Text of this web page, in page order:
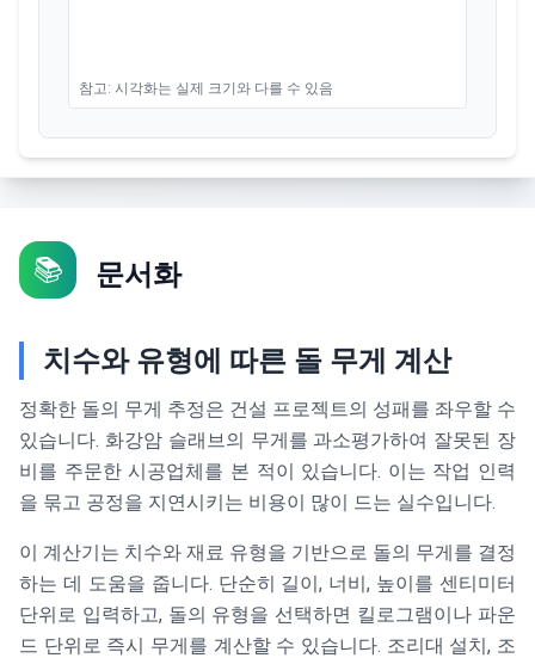
참고: 시각화는 실제 크기와 다를 수 있음
📚 문서화
치수와 유형에 따른 돌 무게 계산
정확한 돌의 무게 추정은 건설 프로젝트의 성패를 좌우할 수
있습니다. 화강암 슬래브의 무게를 과소평가하여 잘못된 장
비를 주문한 시공업체를 본 적이 있습니다. 이는 작업 인력
을 묶고 공정을 지연시키는 비용이 많이 드는 실수입니다.
이 계산기는 치수와 재료 유형을 기반으로 돌의 무게를 결정
하는 데 도움을 줍니다. 단순히 길이, 너비, 높이를 센티미터
단위로 입력하고, 돌의 유형을 선택하면 킬로그램이나 파운
드 단위로 즉시 무게를 계산할 수 있습니다. 조리대 설치, 조